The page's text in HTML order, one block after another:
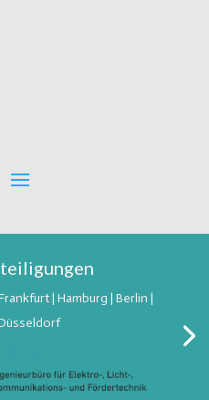
| Hamburg | Berlin |
Freiburg